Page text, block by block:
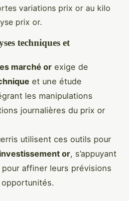
variations prix or au kilo
prix or.
techniques et
marché or exige de
et une étude
les manipulations
journalières du prix or
utilisent ces outils pour
or, s’appuyant
affiner leurs prévisions